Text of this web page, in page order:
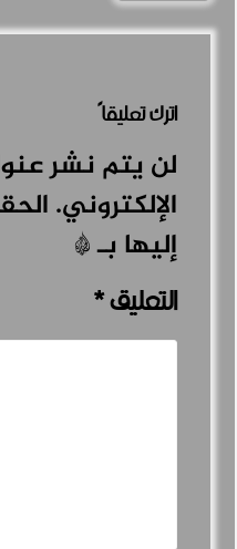
اترك تعليقاً
لن يتم نشر
الإلكتروني.
إليها بـ*
التعليق*